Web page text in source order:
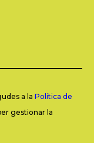
a la Política de
gestionar la